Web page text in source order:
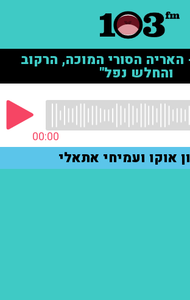
הסורי המוכה, הרקוב
והחלש נפל"
00:00
אוקו ועמיחי אתאלי